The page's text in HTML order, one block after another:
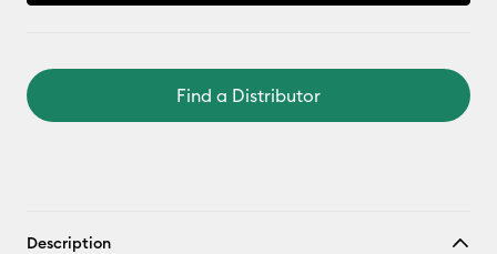
Find a Distributor
Description